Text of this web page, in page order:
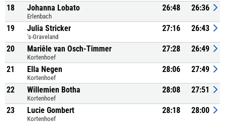
18 Johanna Lobato
Erlenbach
26:48 26:36
19 Julia Stricker
's-Graveland
27:16 26:43
20 Mariêle van Osch-Timmer
Kortenhoef
27:28 26:49
21 Ella Negen
Kortenhoef
28:06 27:49
22 Willemien Botha
Kortenhoef
28:08 27:51
23 Lucie Gombert
Kortenhoef
28:18 28:00